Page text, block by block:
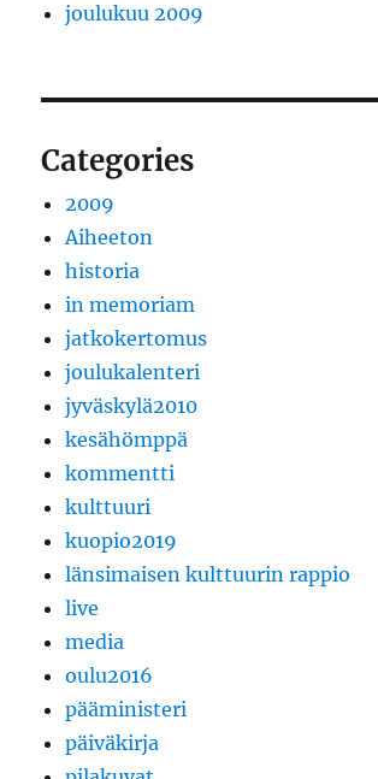
joulukuu 2009
Categories
2009
Aiheeton
historia
in memoriam
jatkokertomus
joulukalenteri
jyväskylä2010
kesähömppä
kommentti
kulttuuri
kuopio2019
länsimaisen kulttuurin rappio
live
media
oulu2016
pääministeri
päiväkirja